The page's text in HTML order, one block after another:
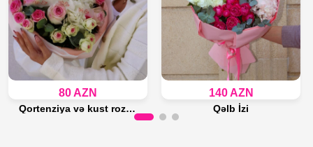
80 AZN
Qortenziya və kust roza buketi
140 AZN
Qəlb İzi